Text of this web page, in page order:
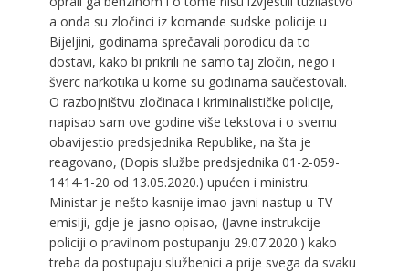
a onda su zločinci iz komande sudske policije u
Bijeljini, godinama sprečavali porodicu da to
dostavi, kako bi prikrili ne samo taj zločin, nego i
šverc narkotika u kome su godinama saučestovali.
O razbojništvu zločinaca i kriminalističke policije,
napisao sam ove godine više tekstova i o svemu
obavijestio predsjednika Republike, na šta je
reagovano, (Dopis službe predsjednika 01-2-059-
1414-1-20 od 13.05.2020.) upućen i ministru.
Ministar je nešto kasnije imao javni nastup u TV
emisiji, gdje je jasno opisao, (Javne instrukcije
policiji o pravilnom postupanju 29.07.2020.) kako
treba da postupaju službenici a prije svega da svaku